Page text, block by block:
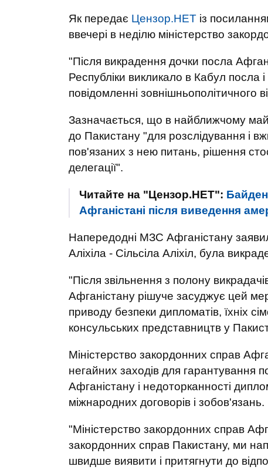
Як передає Цензор.НЕТ із
ввечері в неділю міністерство
"Після викрадення дочки посла
Республіки викликало в Кабул посла
повідомленні зовнішньополітичного
Зазначається, що в найближчому
до Пакистану "для розслідування і
пов'язаних з нею питань, рішення
делегації".
Читайте на "Цензор.НЕТ": Байден
Афганістані після виведення
Напередодні МЗС Афганістану
Аліхіла - Сільсіла Аліхіл, була
"Після звільнення з полону
Афганістану рішуче засуджує цей
приводу безпеки дипломатів, їхніх
консульських представництв у
Міністерство закордонних справ
негайних заходів для гарантування
Афганістану і недоторканності
міжнародних договорів і зобов'язань.
"Міністерство закордонних справ
закордонних справ Пакистану, ми
швидше виявити і притягнути до